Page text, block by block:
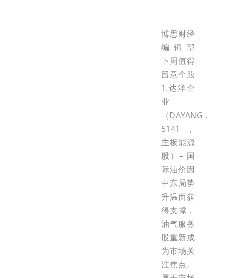
博思财经
编辑部
下周值得
留意个股
1.达洋企
业
（DAYANG，
5141，
主板能源
股）– 国
际油价因
中东局势
升温而获
得支撑，
油气服务
股重新成
为市场关
注焦点。